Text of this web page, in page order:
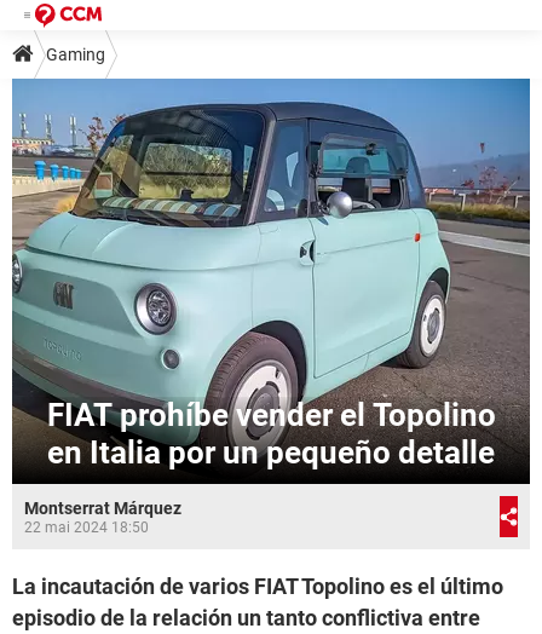
Gaming
FIAT prohíbe vender el Topolino
en Italia por un pequeño detalle
Montserrat Márquez
22 mai 2024 18:50
La incautación de varios FIAT Topolino es el último
episodio de la relación un tanto conflictiva entre